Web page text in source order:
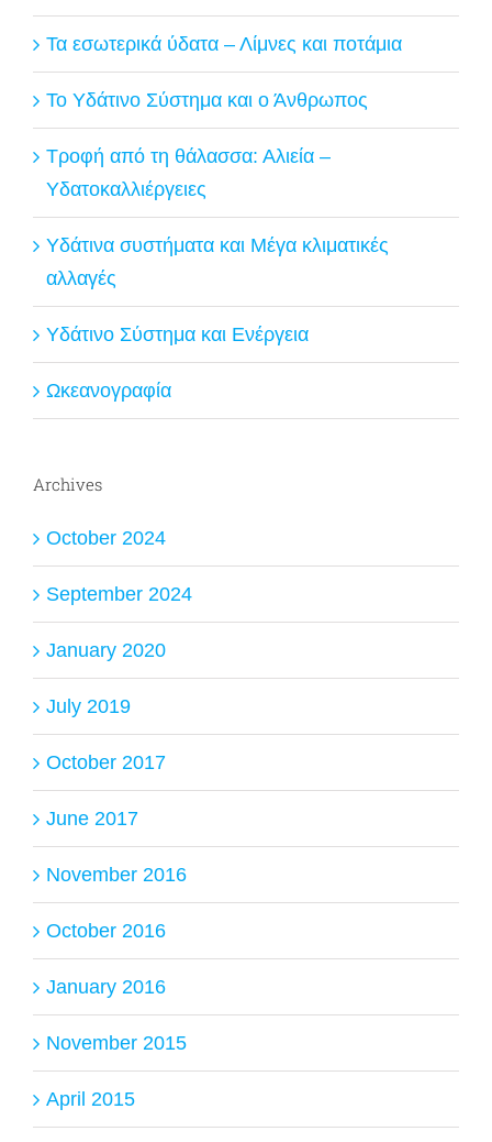
Τα εσωτερικά ύδατα – Λίμνες και ποτάμια
Το Υδάτινο Σύστημα και ο Άνθρωπος
Τροφή από τη θάλασσα: Αλιεία –
Υδατοκαλλιέργειες
Υδάτινα συστήματα και Μέγα κλιματικές
αλλαγές
Υδάτινο Σύστημα και Ενέργεια
Ωκεανογραφία
Archives
October 2024
September 2024
January 2020
July 2019
October 2017
June 2017
November 2016
October 2016
January 2016
November 2015
April 2015